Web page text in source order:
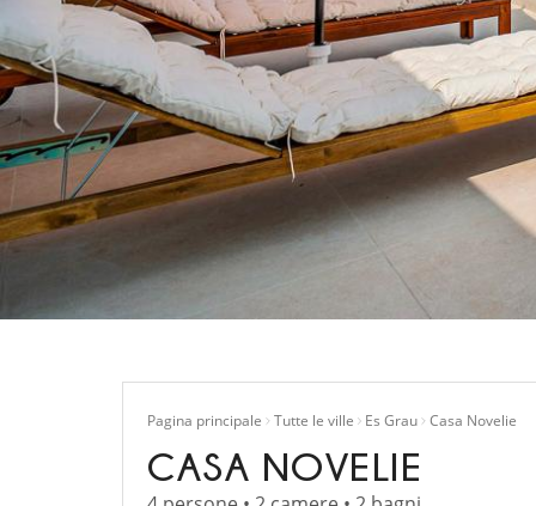
Pagina principale Tutte le ville Es Grau Casa Novelie
CASA NOVELIE